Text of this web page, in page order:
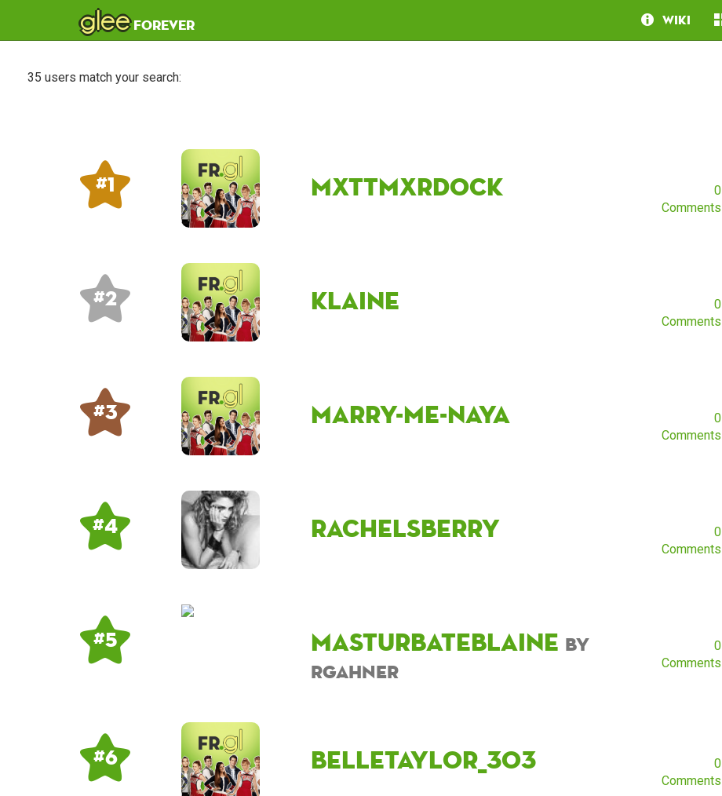
gleeforever Wiki
35 users match your search:
# 1 mxttmxrdock
0
Comments
# 2 klaine
0
Comments
# 3 marry-me-naya
0
Comments
# 4 rachelsberry
0
Comments
# 5 masturbateblaine by
rgahner
0
Comments
# 6 belletaylor_303
0
Comments